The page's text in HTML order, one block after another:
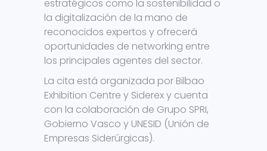
estratégicos como la sostenibilidad o
la digitalización de la mano de
reconocidos expertos y ofrecerá
oportunidades de networking entre
los principales agentes del sector.
La cita está organizada por Bilbao
Exhibition Centre y Siderex y cuenta
con la colaboración de Grupo SPRI,
Gobierno Vasco y UNESID (Unión de
Empresas Siderúrgicas).